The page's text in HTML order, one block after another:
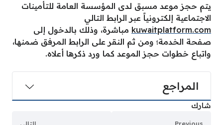
يتم حجز موعد مسبق لدى المؤسسة العامة للتأمينات
الاجتماعية إلكترونياً عبر الرابط التالي
kuwaitplatform.com مباشرة، وذلك بالدخول إلى
صفحة الخدمة؛ ومن ثم النقر على الرابط المرفق ضمنها،
واتباع خطوات حجز الموعد كما ورد ذكرها أعلاه.
المراجع
شارك